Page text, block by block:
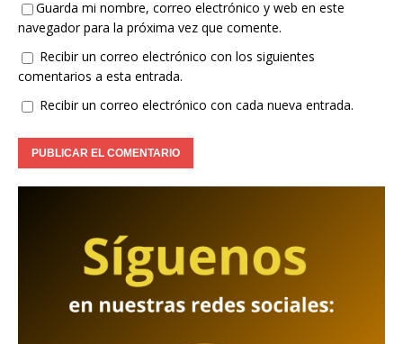
Guarda mi nombre, correo electrónico y web en este
navegador para la próxima vez que comente.
Recibir un correo electrónico con los siguientes
comentarios a esta entrada.
Recibir un correo electrónico con cada nueva entrada.